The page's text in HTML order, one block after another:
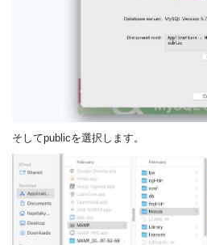
そしてpublicを選択します。